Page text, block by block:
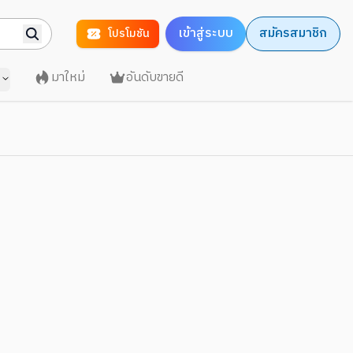
โปรโมชัน เข้าสู่ระบบ สมัครสมาชิก
มาใหม่ อันดับขายดี